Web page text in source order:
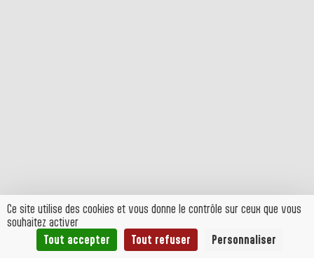
Ce site utilise des cookies et vous donne le contrôle sur ceux que vous
souhaitez activer
Tout accepter
Tout refuser Personnaliser